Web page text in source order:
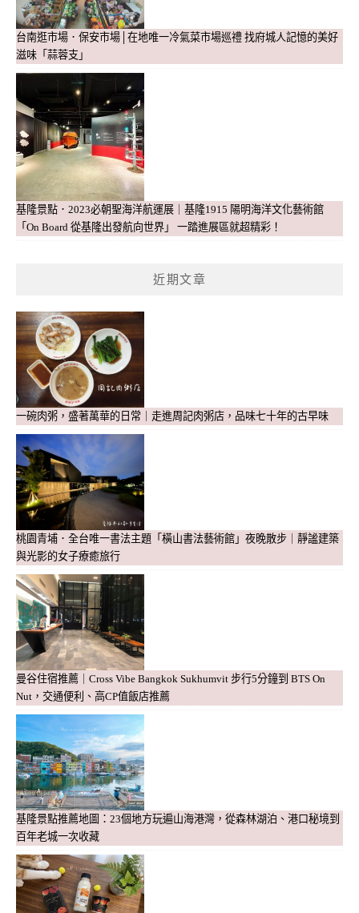
台南逛市場．保安市場│在地唯一冷氣菜市場巡禮 找府城人記憶的美好
滋味「蒜蓉支」
基隆景點．2023必朝聖海洋航運展｜基隆1915 陽明海洋文化藝術館
「On Board 從基隆出發航向世界」 一踏進展區就超精彩！
近期文章
一碗肉粥，盛著萬華的日常｜走進周記肉粥店，品味七十年的古早味
桃園青埔．全台唯一書法主題「橫山書法藝術館」夜晚散步｜靜謐建築
與光影的女子療癒旅行
曼谷住宿推薦｜Cross Vibe Bangkok Sukhumvit 步行5分鐘到 BTS On
Nut，交通便利、高CP值飯店推薦
基隆景點推薦地圖：23個地方玩遍山海港灣，從森林湖泊、港口秘境到
百年老城一次收藏